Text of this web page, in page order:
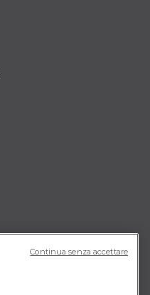
Continua senza accettare